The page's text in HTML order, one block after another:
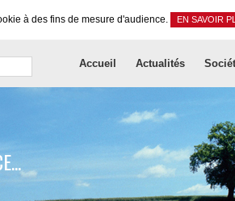
à des fins de mesure d'audience. EN SAVOIR
Accueil Actualités